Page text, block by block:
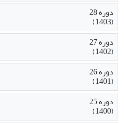
دوره 28
(1403)
دوره 27
(1402)
دوره 26
(1401)
دوره 25
(1400)